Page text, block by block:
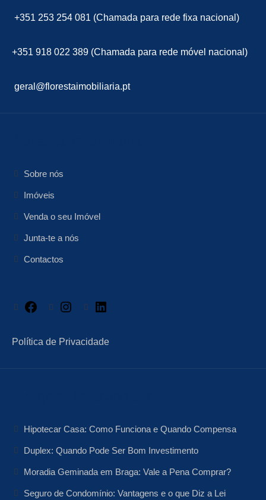
+351 253 254 081 (Chamada para rede fixa nacional)
+351 918 022 389 (Chamada para rede móvel nacional)
geral@florestaimobiliaria.pt
Sobre nós
Imóveis
Venda o seu Imóvel
Junta-te a nós
Contactos
Facebook Instagram
Política de Privacidade
Hipotecar Casa: Como Funciona e Quando Compensa
Duplex: Quando Pode Ser Bom Investimento
Moradia Geminada em Braga: Vale a Pena Comprar?
Seguro de Condomínio: Vantagens e o que Diz a Lei